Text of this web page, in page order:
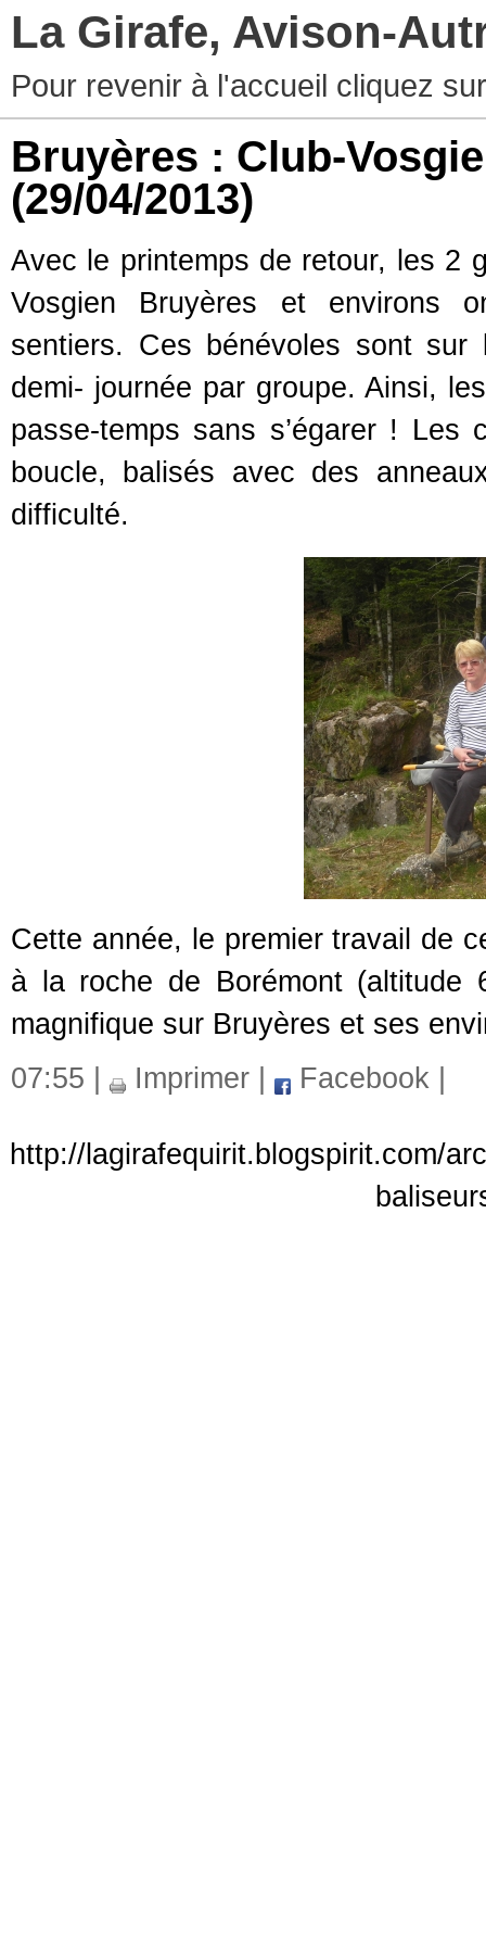
La Girafe, Avison-
Pour revenir à l'accueil cliquez
Bruyères : Club-
(29/04/2013)
Avec le printemps de retour, les 2
Vosgien Bruyères et environs
sentiers. Ces bénévoles sont sur
demi- journée par groupe. Ainsi,
passe-temps sans s’égarer !
boucle, balisés avec des
difficulté.
Cette année, le premier travail de
à la roche de Borémont (altitude
magnifique sur Bruyères et ses
07:55 |
Imprimer Facebook
http://lagirafequirit.blogspirit.com/